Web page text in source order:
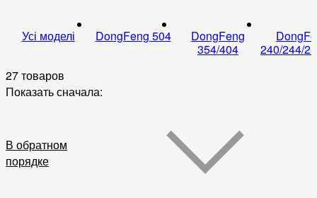
Усі моделі DongFeng 504
DongFeng
354/404
240/244/
27 товаров
Показать сначала:
В обратном
порядке